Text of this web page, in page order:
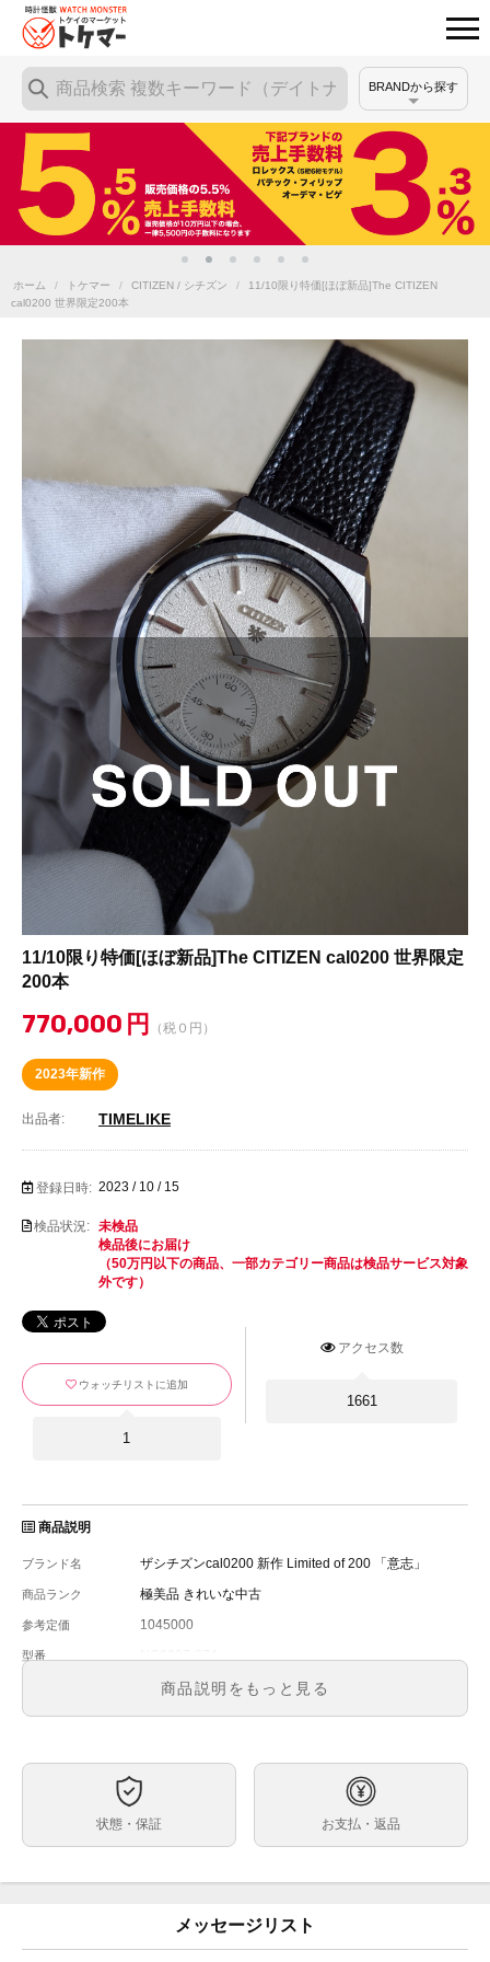
BRANDから探す
ホーム / トケマー / CITIZEN / シチズン /
11/10限り特価[ほぼ新品]The CITIZEN
cal0200 世界限定200本
11/10限り特価[ほぼ新品]The CITIZEN cal0200 世界限定
200本
770,000 円 （税０円）
2023年新作
出品者: TIMELIKE
登録日時: 2023 / 10 / 15
検品状況: 未検品
検品後にお届け
（50万円以下の商品、一部カテゴリー商品は検品サービス対象
外です）
アクセス数
1661
ウォッチリストに追加
1
商品説明
ブランド名 ザシチズンcal0200 新作 Limited of 200 「意志」
商品ランク 極美品 きれいな中古
参考定価 1045000
型番
メンズ
文字盤 白
40mm
ケース素材
国内正規店で9月新品購入。数回しか使用してないで
す。写真のとおり、すれやきずはわたしが肉眼でみる限
商品説明をもっと見る
状態・保証 お支払・返品
メッセージリスト